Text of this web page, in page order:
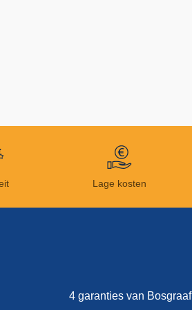
Lage kosten
4 garanties van Bosgraaf